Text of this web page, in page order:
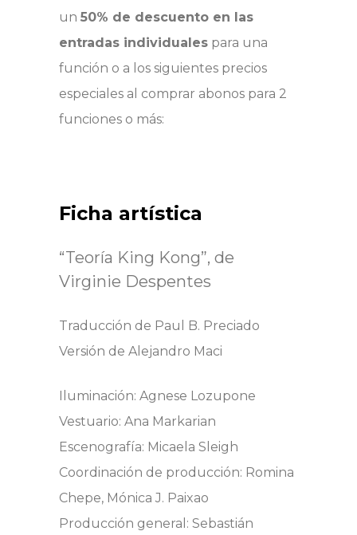
un 50% de descuento en las
entradas individuales para una
función o a los siguientes precios
especiales al comprar abonos para 2
funciones o más:
Ficha artística
“Teoría King Kong”, de
Virginie Despentes
Traducción de Paul B. Preciado
Versión de Alejandro Maci
Iluminación: Agnese Lozupone
Vestuario: Ana Markarian
Escenografía: Micaela Sleigh
Coordinación de producción: Romina
Chepe, Mónica J. Paixao
Producción general: Sebastián